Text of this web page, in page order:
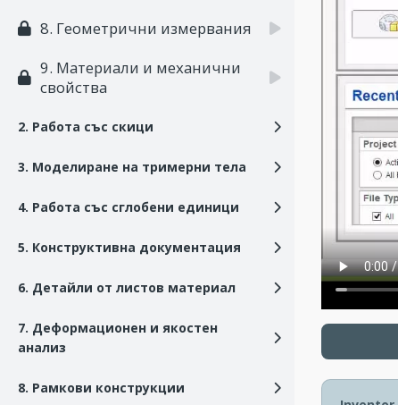
8. Геометрични измервания
9. Материали и механични
свойства
2. Работа със скици
3. Моделиране на тримерни тела
4. Работа със сглобени единици
5. Конструктивна документация
6. Детайли от листов материал
7. Деформационен и якостен
анализ
8. Рамкови конструкции